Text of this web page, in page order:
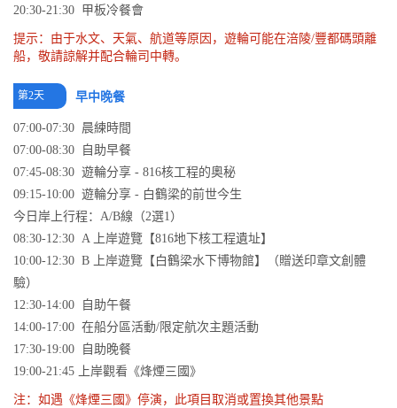
20:30-21:30 甲板冷餐會
提示：由于水文、天氣、航道等原因，遊輪可能在涪陵/豐都碼頭離
船，敬請諒解并配合輪司中轉。
第2天 早中晚餐
07:00-07:30 晨練時間
07:00-08:30 自助早餐
07:45-08:30 遊輪分享 - 816核工程的奧秘
09:15-10:00 遊輪分享 - 白鶴梁的前世今生
今日岸上行程：A/B線（2選1）
08:30-12:30 A 上岸遊覽【816地下核工程遺址】
10:00-12:30 B 上岸遊覽【白鶴梁水下博物館】（贈送印章文創體
驗）
12:30-14:00 自助午餐
14:00-17:00 在船分區活動/限定航次主題活動
17:30-19:00 自助晚餐
19:00-21:45 上岸觀看《烽煙三國》
注：如遇《烽煙三國》停演，此項目取消或置換其他景點